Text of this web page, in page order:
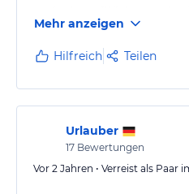
Frühstück-/Abendessen
wie bereits vom Paar
beschrieben, sowie auch
stimmt das Preis/
wird so zu einem teuren
Mehr anzeigen
Hilfreich Teilen
Urlauber
17 Bewertungen
Vor 2 Jahren • Verreist als Paar